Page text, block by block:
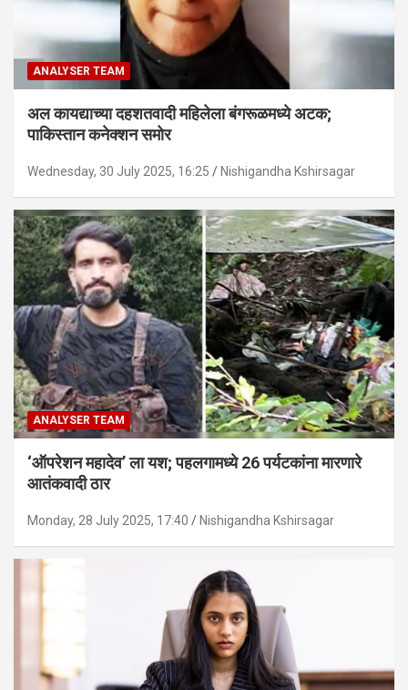
ANALYSER TEAM
अल कायद्याच्या दहशतवादी महिलेला बंगरूळमध्ये अटक;
पाकिस्तान कनेक्शन समोर
Wednesday, 30 July 2025, 16:25 Nishigandha Kshirsagar
ANALYSER TEAM
‘ऑपरेशन महादेव’ ला यश; पहलगामध्ये 26 पर्यटकांना मारणारे
आतंकवादी ठार
Monday, 28 July 2025, 17:40 Nishigandha Kshirsagar